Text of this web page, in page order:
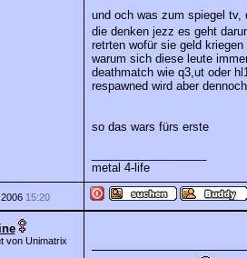
und och was zum spiegel tv,
die denken jezz es geht
retrten wofür sie geld
warum sich diese leute
deathmatch wie q3,ut oder
respawned wird aber
so das wars fürs erste
metal 4-life
15:20
von Unimatrix